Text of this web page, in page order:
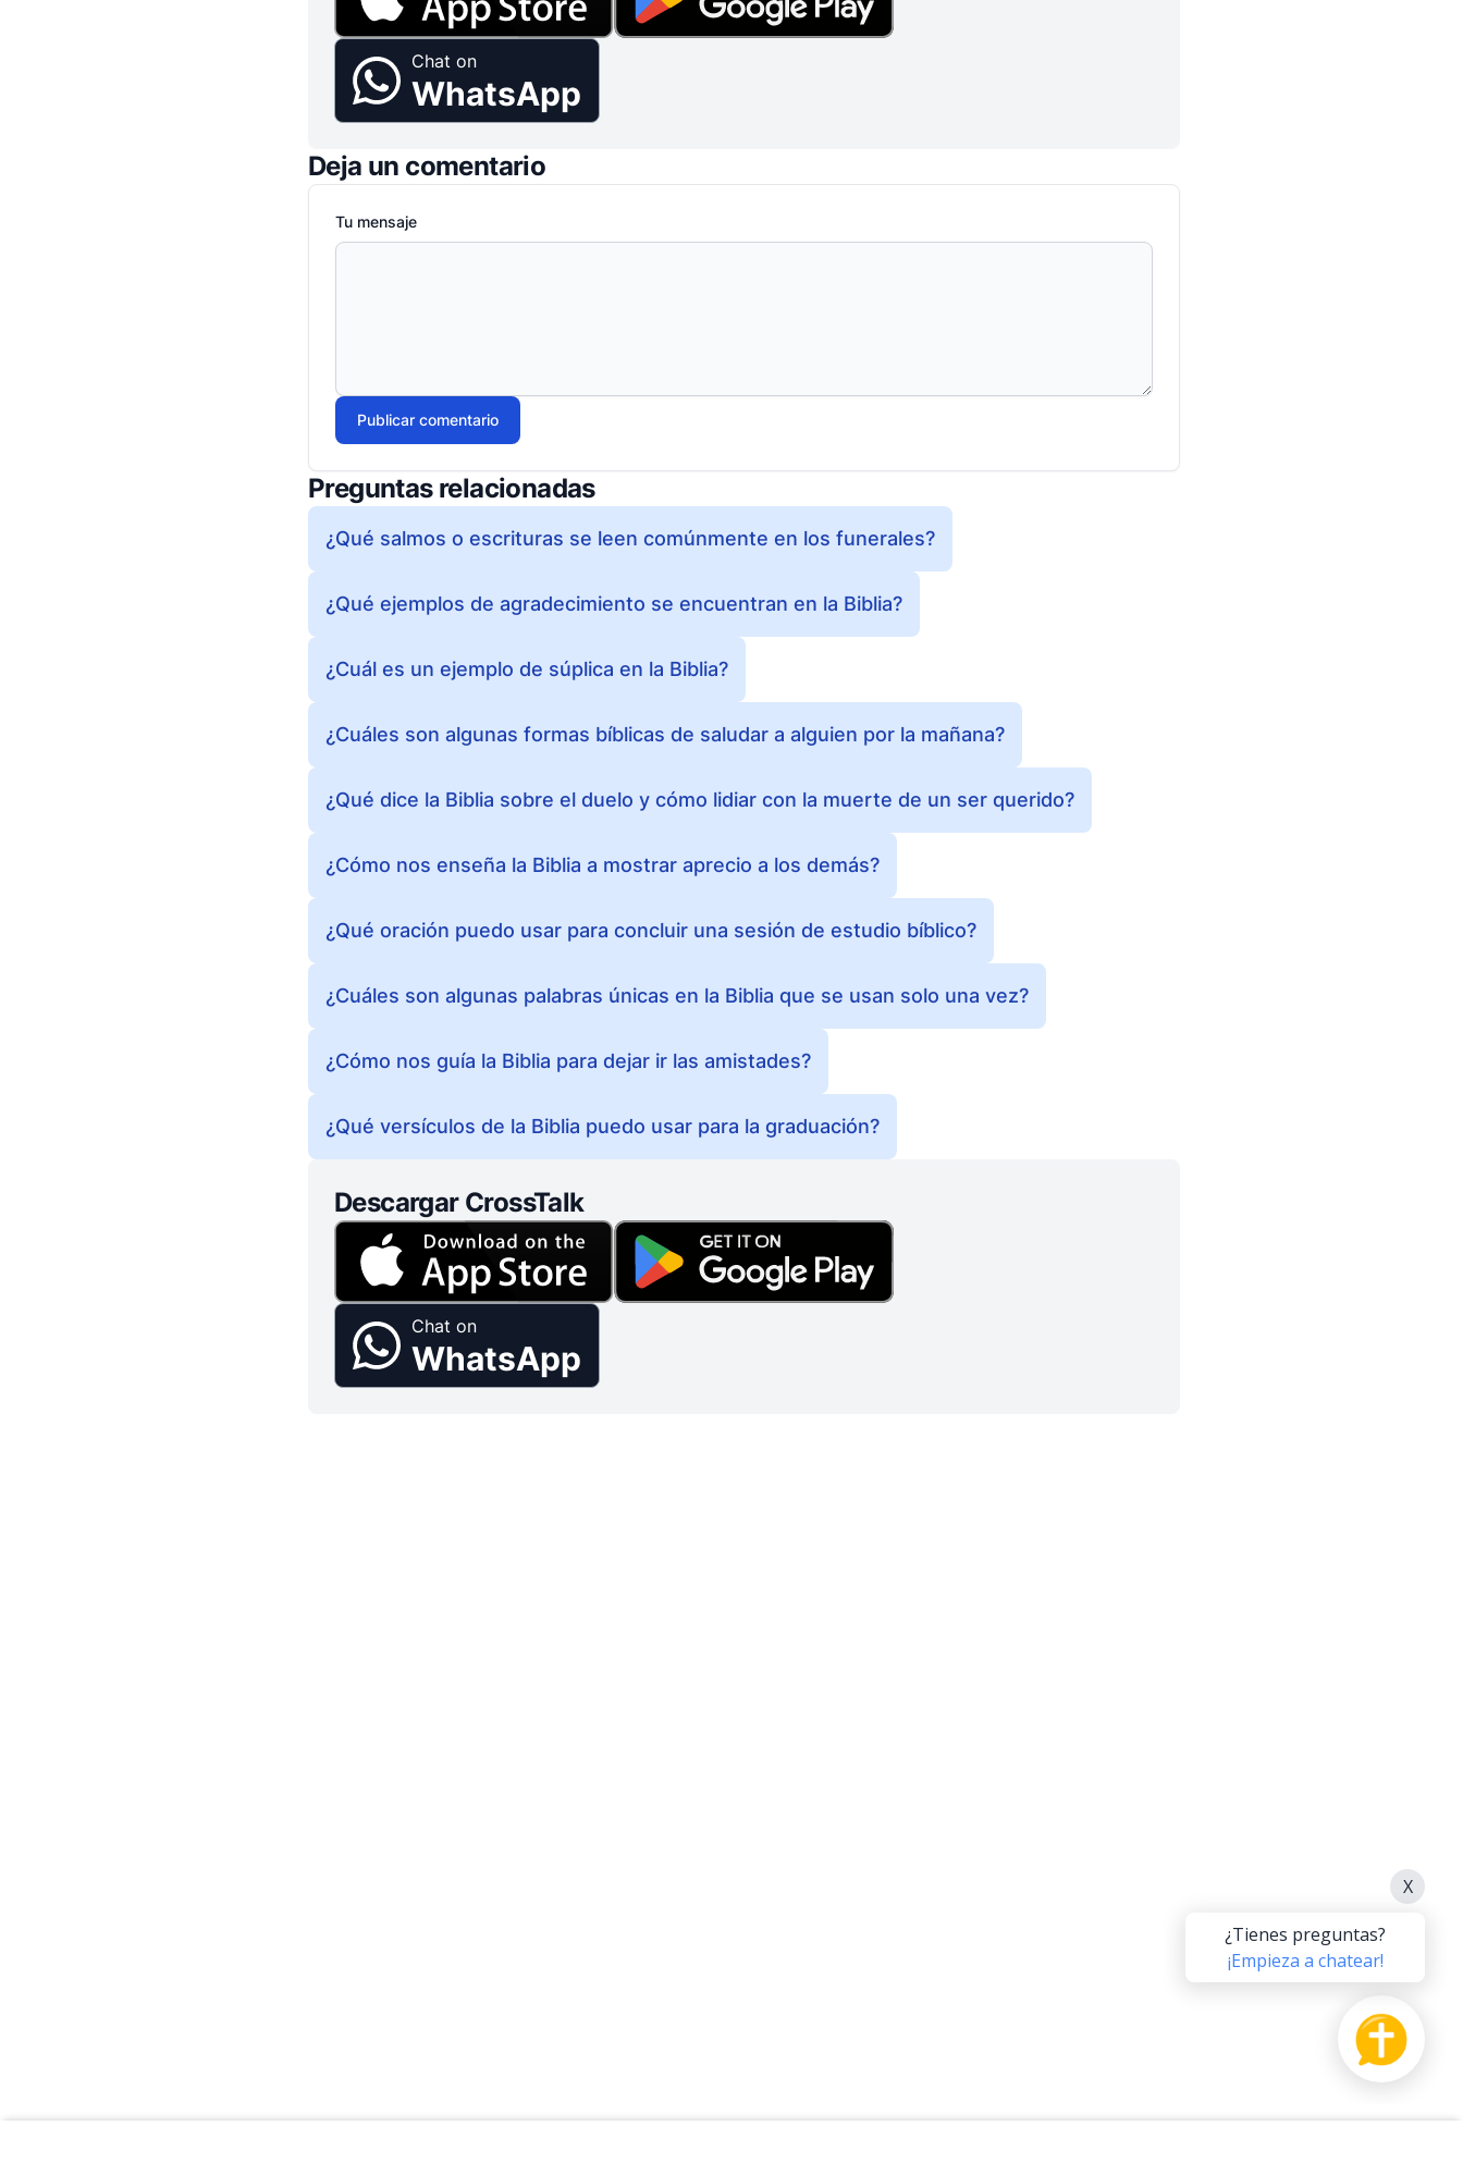
Chat on
WhatsApp
Deja un comentario
Tu mensaje
Publicar comentario
Preguntas relacionadas
¿Qué salmos o escrituras se leen comúnmente en los funerales?
¿Qué ejemplos de agradecimiento se encuentran en la Biblia?
¿Cuál es un ejemplo de súplica en la Biblia?
¿Cuáles son algunas formas bíblicas de saludar a alguien por la mañana?
¿Qué dice la Biblia sobre el duelo y cómo lidiar con la muerte de un ser querido?
¿Cómo nos enseña la Biblia a mostrar aprecio a los demás?
¿Qué oración puedo usar para concluir una sesión de estudio bíblico?
¿Cuáles son algunas palabras únicas en la Biblia que se usan solo una vez?
¿Cómo nos guía la Biblia para dejar ir las amistades?
¿Qué versículos de la Biblia puedo usar para la graduación?
Descargar CrossTalk
Chat on
WhatsApp